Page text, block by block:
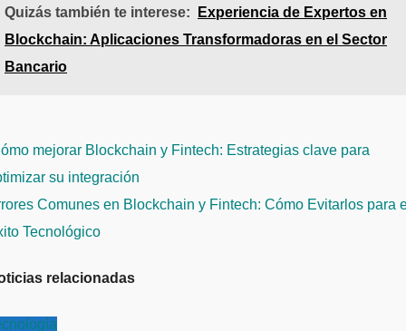
Quizás también te interese:
Experiencia de Expertos en
Blockchain: Aplicaciones Transformadoras en el Sector
Bancario
mejorar Blockchain y Fintech: Estrategias clave para
su integración
Comunes en Blockchain y Fintech: Cómo Evitarlos para
Tecnológico
relacionadas